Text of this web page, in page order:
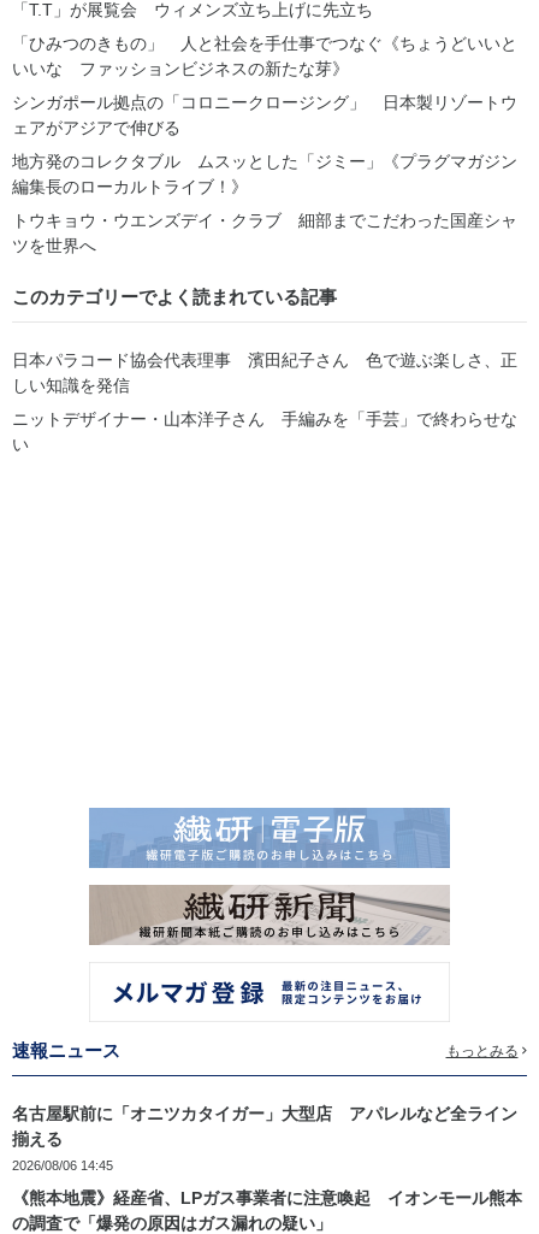
「T.T」が展覧会 ウィメンズ立ち上げに先立ち
「ひみつのきもの」 人と社会を手仕事でつなぐ《ちょうどいいと
いいな ファッションビジネスの新たな芽》
シンガポール拠点の「コロニークロージング」 日本製リゾートウ
ェアがアジアで伸びる
地方発のコレクタブル ムスッとした「ジミー」《プラグマガジン
編集長のローカルトライブ！》
トウキョウ・ウエンズデイ・クラブ 細部までこだわった国産シャ
ツを世界へ
このカテゴリーでよく読まれている記事
日本パラコード協会代表理事 濱田紀子さん 色で遊ぶ楽しさ、正
しい知識を発信
ニットデザイナー・山本洋子さん 手編みを「手芸」で終わらせな
い
速報ニュース もっとみる
名古屋駅前に「オニツカタイガー」大型店 アパレルなど全ライン
揃える
2026/08/06 14:45
《熊本地震》経産省、LPガス事業者に注意喚起 イオンモール熊本
の調査で「爆発の原因はガス漏れの疑い」